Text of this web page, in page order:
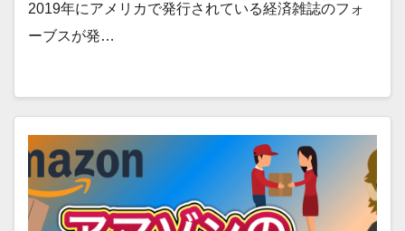
2019年にアメリカで発行されている経済雑誌のフォ
ーブスが発…